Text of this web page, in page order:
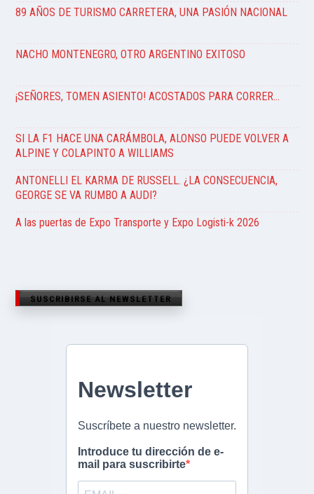
89 AÑOS DE TURISMO CARRETERA, UNA PASIÓN NACIONAL
NACHO MONTENEGRO, OTRO ARGENTINO EXITOSO
¡SEÑORES, TOMEN ASIENTO! ACOSTADOS PARA CORRER…
SI LA F1 HACE UNA CARÁMBOLA, ALONSO PUEDE VOLVER A
ALPINE Y COLAPINTO A WILLIAMS
ANTONELLI EL KARMA DE RUSSELL. ¿LA CONSECUENCIA,
GEORGE SE VA RUMBO A AUDI?
A las puertas de Expo Transporte y Expo Logisti-k 2026
SUSCRIBIRSE AL NEWSLETTER